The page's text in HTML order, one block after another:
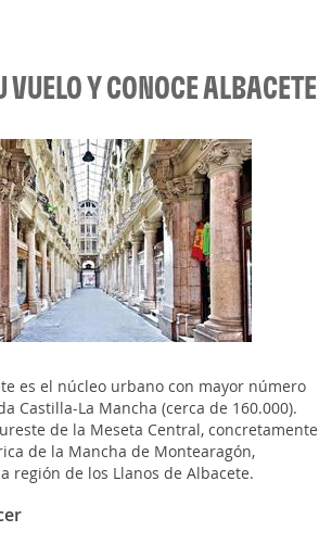
VUELO Y CONOCE ALBACETE
es el núcleo urbano con mayor número
Castilla-La Mancha (cerca de 160.000).
de la Meseta Central, concretamente
de la Mancha de Montearagón,
región de los Llanos de Albacete.